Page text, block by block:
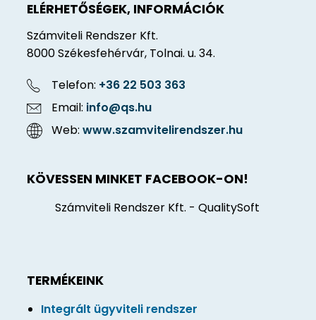
ELÉRHETŐSÉGEK, INFORMÁCIÓK
Számviteli Rendszer Kft.
8000 Székesfehérvár, Tolnai. u. 34.
Telefon: +36 22 503 363
Email: info@qs.hu
Web:www.szamvitelirendszer.hu
KÖVESSEN MINKET FACEBOOK-ON!
Számviteli Rendszer Kft. - QualitySoft
TERMÉKEINK
Integrált ügyviteli rendszer